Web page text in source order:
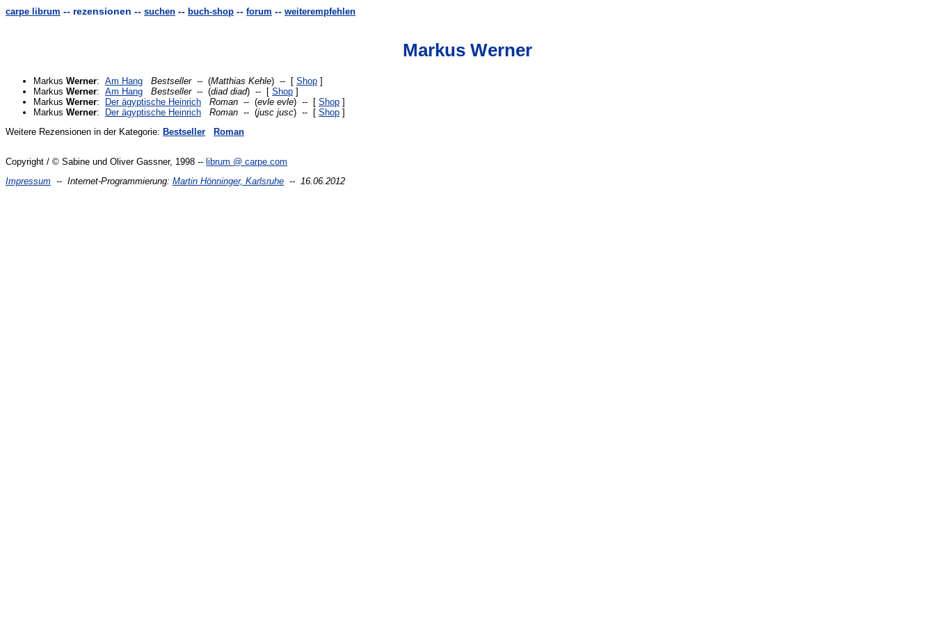
carpe librum -- rezensionen -- suchen -- buch-shop -- forum -- weiterempfehlen
Markus Werner
Markus Werner: Am Hang Bestseller-- (Matthias Kehle) -- [ Shop ]
Markus Werner: Am Hang Bestseller-- (diad diad) -- [ Shop ]
Markus Werner: Der ägyptische Heinrich Roman -- (evle evle) -- [ Shop ]
Markus Werner: Der ägyptische Heinrich Roman -- (jusc jusc) -- [ Shop ]
Weitere Rezensionen in der Kategorie: Bestseller Roman
Copyright / © Sabine und Oliver Gassner, 1998 -- librum @ carpe.com
Impressum -- Internet-Programmierung: Martin Hönninger, Karlsruhe -- 16.06.2012